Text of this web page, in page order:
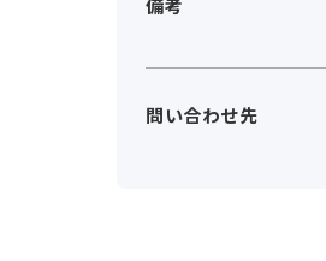
備考
問い合わせ先